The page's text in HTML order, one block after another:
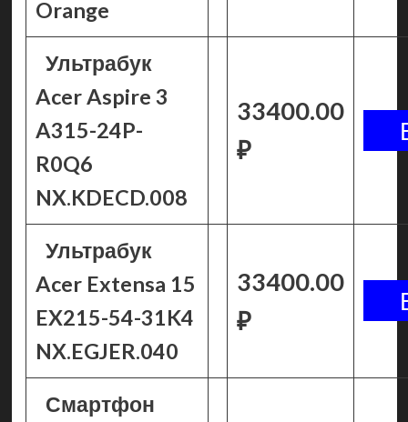
Orange
Ультрабук
Acer Aspire 3
A315-24P-
R0Q6
NX.KDECD.008
33400.00
₽
Ультрабук
Acer Extensa 15
EX215-54-31K4
NX.EGJER.040
33400.00
₽
Смартфон